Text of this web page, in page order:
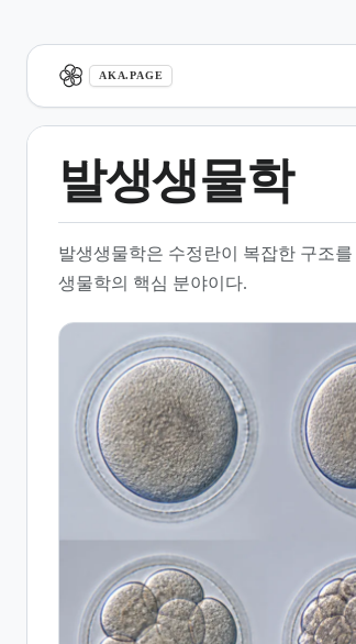
AKA.PAGE
발생생물학
발생생물학은 수정란이 복잡한 구조
생물학의 핵심 분야이다.
개요
역사적 배경과 발전
형태형성과 세포 접착
기관 형성의 원리
현대 연구 방법론
유전과 발생의 상관관계